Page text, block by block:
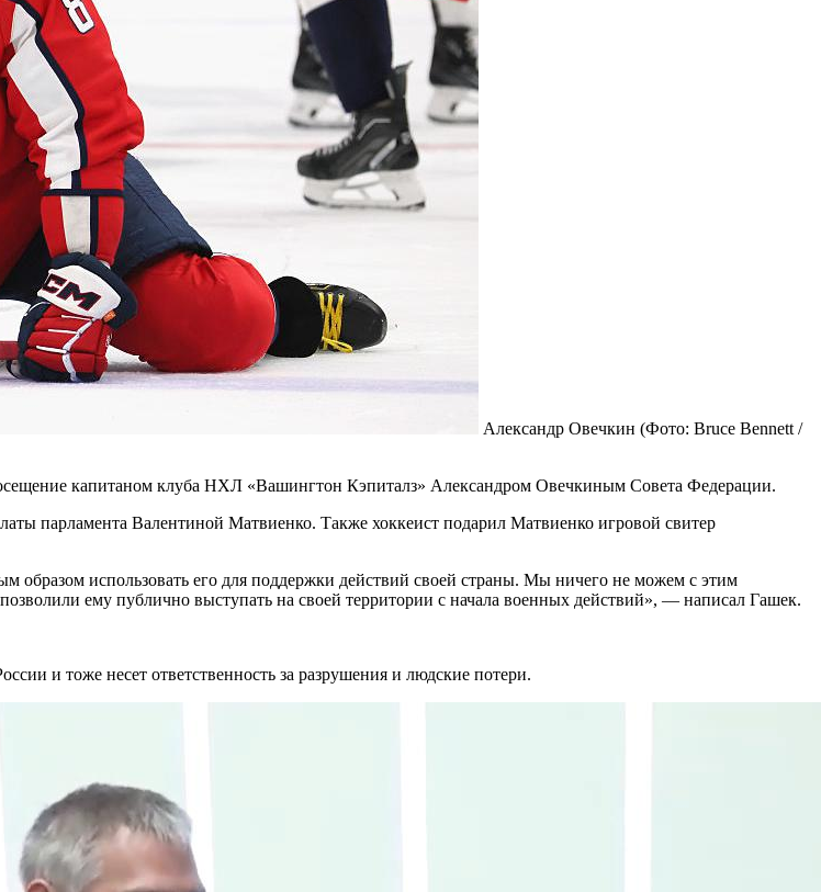
Александр Овечкин (Фото: Bruce Bennett /
капитаном клуба НХЛ «Вашингтон Кэпиталз» Александром Овечкиным Совета Федерации.
парламента Валентиной Матвиенко. Также хоккеист подарил Матвиенко игровой свитер
использовать его для поддержки действий своей страны. Мы ничего не можем с этим
ему публично выступать на своей территории с начала военных действий», — написал Гашек.
и тоже несет ответственность за разрушения и людские потери.